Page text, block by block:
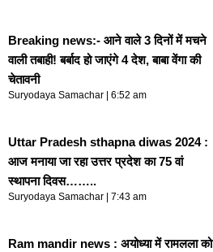
Breaking news:- आने वाले 3 दिनों में मचने
वाली तबाही! बर्बाद हो जाएंगे 4 देश, बाबा वेंगा की
चेतावनी
Suryodaya Samachar 6:52 am
Uttar Pradesh sthapna diwas 2024 :
आज मनाया जा रहा उत्तर प्रदेश का 75 वां
स्थापना दिवस……..
Suryodaya Samachar 7:43 am
Ram mandir news : अयोध्या में रामलला को